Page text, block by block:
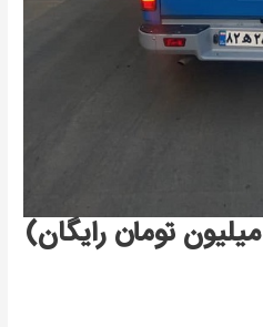
بیمه‌نامه کامل (۲۰۰ میلیون تومان رایگان)